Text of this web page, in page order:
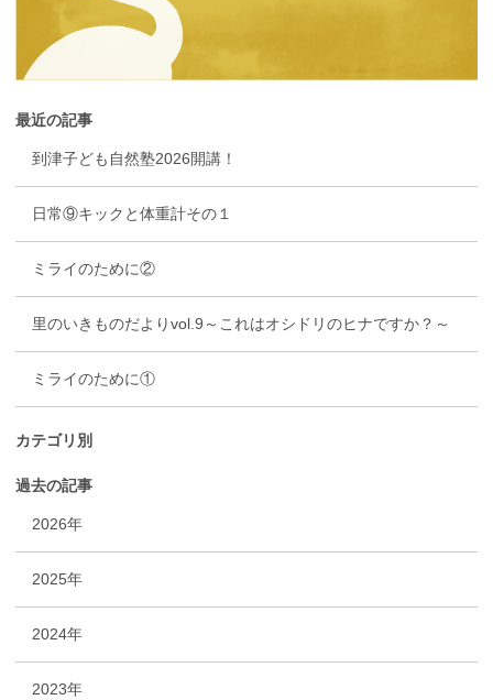
最近の記事
到津子ども自然塾2026開講！
日常⑨キックと体重計その１
ミライのために②
里のいきものだよりvol.9～これはオシドリのヒナですか？～
ミライのために①
カテゴリ別
過去の記事
2026年
2025年
2024年
2023年